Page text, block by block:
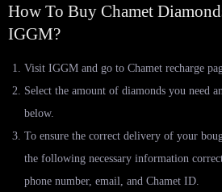
How To Buy Chamet
IGGM?
Visit IGGM and go to Chamet recharge
Select the amount of diamonds you need
below.
To ensure the correct delivery of your
the following necessary information
phone number, email, and Chamet ID.